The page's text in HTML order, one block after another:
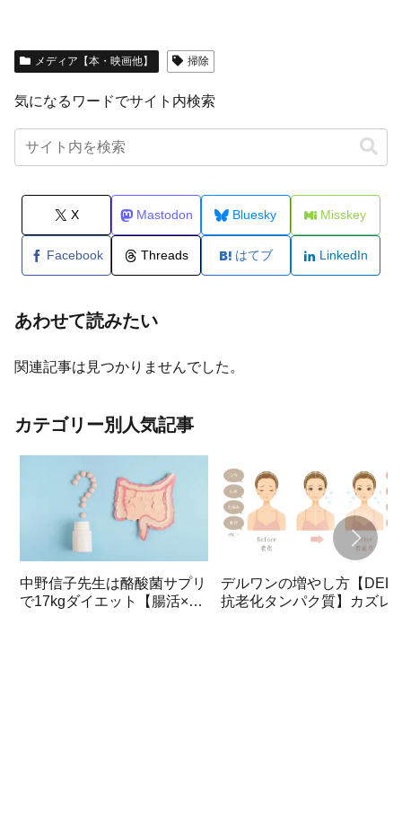
メディア【本・映画他】 掃除
気になるワードでサイト内検索
X Mastodon Bluesky Misskey
Facebook Threads はてブ LinkedIn
あわせて読みたい
関連記事は見つかりませんでした。
カテゴリー別人気記事
中野信子先生は酪酸菌サプリ
で17kgダイエット【腸活×脳
デルワンの増やし方【DEL-
抗老化タンパク質】カズレ